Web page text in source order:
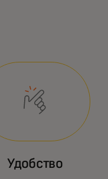
Удобство